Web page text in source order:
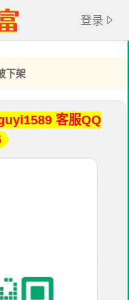
登录
下架
客服QQ